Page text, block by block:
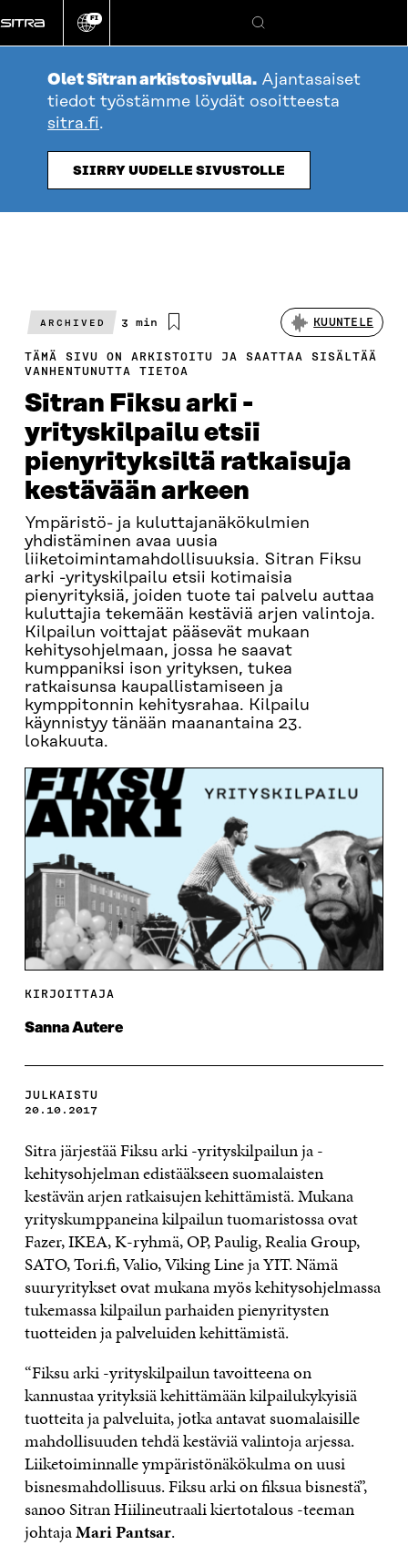
suoraan
sisältöön
Vaihda
kieli
FI
Hae
Olet Sitran arkistosivulla. Ajantasaiset
tiedot työstämme löydät osoitteesta
sitra.fi.
SIIRRY UUDELLE SIVUSTOLLE
ARCHIVED
Arvioitu
3 min KUUNTELE
TÄMÄ SIVU ON ARKISTOITU JA SAATTAA SISÄLTÄÄ
VANHENTUNUTTA TIETOA
Sitran Fiksu arki -
yrityskilpailu etsii
pienyrityksiltä ratkaisuja
kestävään arkeen
Ympäristö- ja kuluttajanäkökulmien
yhdistäminen avaa uusia
liiketoimintamahdollisuuksia. Sitran Fiksu
arki -yrityskilpailu etsii kotimaisia
pienyrityksiä, joiden tuote tai palvelu auttaa
kuluttajia tekemään kestäviä arjen valintoja.
Kilpailun voittajat pääsevät mukaan
kehitysohjelmaan, jossa he saavat
kumppaniksi ison yrityksen, tukea
ratkaisunsa kaupallistamiseen ja
kymppitonnin kehitysrahaa. Kilpailu
käynnistyy tänään maanantaina 23.
lokakuuta.
KIRJOITTAJA
Sanna Autere
JULKAISTU
20.10.2017
Sitra järjestää Fiksu arki -yrityskilpailun ja -
kehitysohjelman edistääkseen suomalaisten
kestävän arjen ratkaisujen kehittämistä. Mukana
yrityskumppaneina kilpailun tuomaristossa ovat
Fazer, IKEA, K-ryhmä, OP, Paulig, Realia Group,
SATO, Tori.fi, Valio, Viking Line ja YIT. Nämä
suuryritykset ovat mukana myös kehitysohjelmassa
tukemassa kilpailun parhaiden pienyritysten
tuotteiden ja palveluiden kehittämistä.
“Fiksu arki -yrityskilpailun tavoitteena on
kannustaa yrityksiä kehittämään kilpailukykyisiä
tuotteita ja palveluita, jotka antavat suomalaisille
mahdollisuuden tehdä kestäviä valintoja arjessa.
Liiketoiminnalle ympäristönäkökulma on uusi
bisnesmahdollisuus. Fiksu arki on fiksua bisnestä”,
sanoo Sitran Hiilineutraali kiertotalous -teeman
johtajaMari Pantsar.